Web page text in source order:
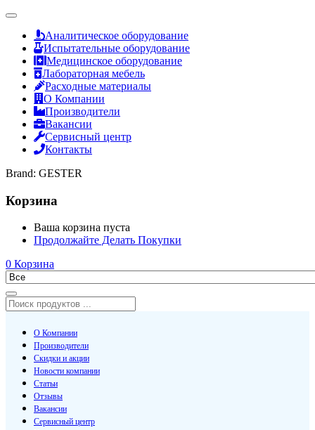
Аналитическое оборудование
Испытательные оборудование
Медицинское оборудование
Лабораторная мебель
Расходные материалы
О Компании
Производители
Вакансии
Сервисный центр
Контакты
Brand: GESTER
Корзина
Ваша корзина пуста
Продолжайте Делать Покупки
0 Корзина
О Компании
Производители
Скидки и акции
Новости компании
Статьи
Отзывы
Вакансии
Сервисный центр